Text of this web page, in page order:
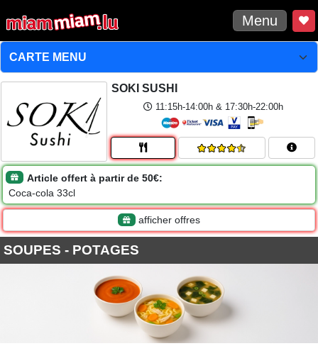
Menu
SOKI SUSHI
11:15h-14:00h & 17:30h-22:00h
Article offert à partir de 50€:
Coca-cola 33cl
afficher offres
SOUPES - POTAGES